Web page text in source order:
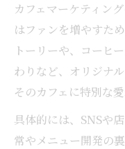
カフェマーケティン
はファンを増やすた
トーリーや、コーヒ
わりなど、オリジナ
そのカフェに特別な
具体的には、SNSや
常やメニュー開発の